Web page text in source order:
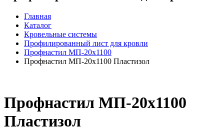
Главная
Каталог
Кровельные системы
Профилированный лист для кровли
Профнастил МП-20x1100
Профнастил МП-20x1100 Пластизол
Профнастил МП-20x1100
Пластизол